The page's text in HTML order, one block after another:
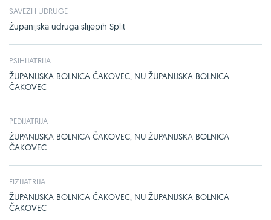
SAVEZI I UDRUGE
Županijska udruga slijepih Split
PSIHIJATRIJA
ŽUPANIJSKA BOLNICA ČAKOVEC, NU ŽUPANIJSKA BOLNICA
ČAKOVEC
PEDIJATRIJA
ŽUPANIJSKA BOLNICA ČAKOVEC, NU ŽUPANIJSKA BOLNICA
ČAKOVEC
FIZIJATRIJA
ŽUPANIJSKA BOLNICA ČAKOVEC, NU ŽUPANIJSKA BOLNICA
ČAKOVEC